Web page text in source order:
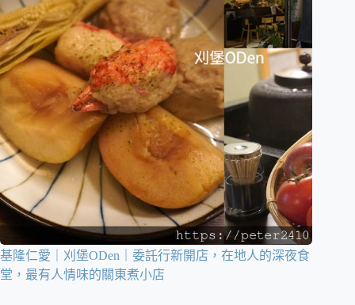
基隆仁愛｜刈堡ODen｜委託行新開店，在地人的深夜食
堂，最有人情味的關東煮小店